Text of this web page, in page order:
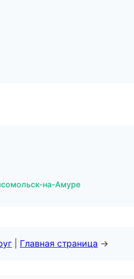
на-Амуре
Главная страница →